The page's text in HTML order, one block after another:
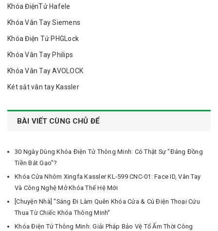
Khóa ĐiệnTử Hafele
Khóa Vân Tay Siemens
Khóa Điện Tử PHGLock
Khóa Vân Tay Philips
Khóa Vân Tay AVOLOCK
Két sắt vân tay Kassler
BÀI VIẾT CÙNG CHỦ ĐỂ
30 Ngày Dùng Khóa Điện Tử Thông Minh: Có Thật Sự "Đáng Đồng
Tiền Bát Gạo"?
Khóa Cửa Nhôm Xingfa Kassler KL-599 CNC-01: Face ID, Vân Tay
Và Công Nghệ Mở Khóa Thế Hệ Mới
[Chuyện Nhà] "Sáng Đi Làm Quên Khóa Cửa & Cú Điện Thoại Cứu
Thua Từ Chiếc Khóa Thông Minh"
Khóa Điện Tử Thông Minh: Giải Pháp Bảo Vệ Tổ Ấm Thời Công